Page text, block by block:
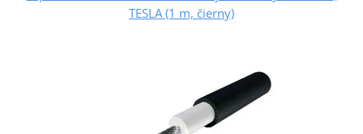
TESLA (1 m, čierny)